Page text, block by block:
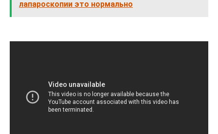
лапароскопии это нормально